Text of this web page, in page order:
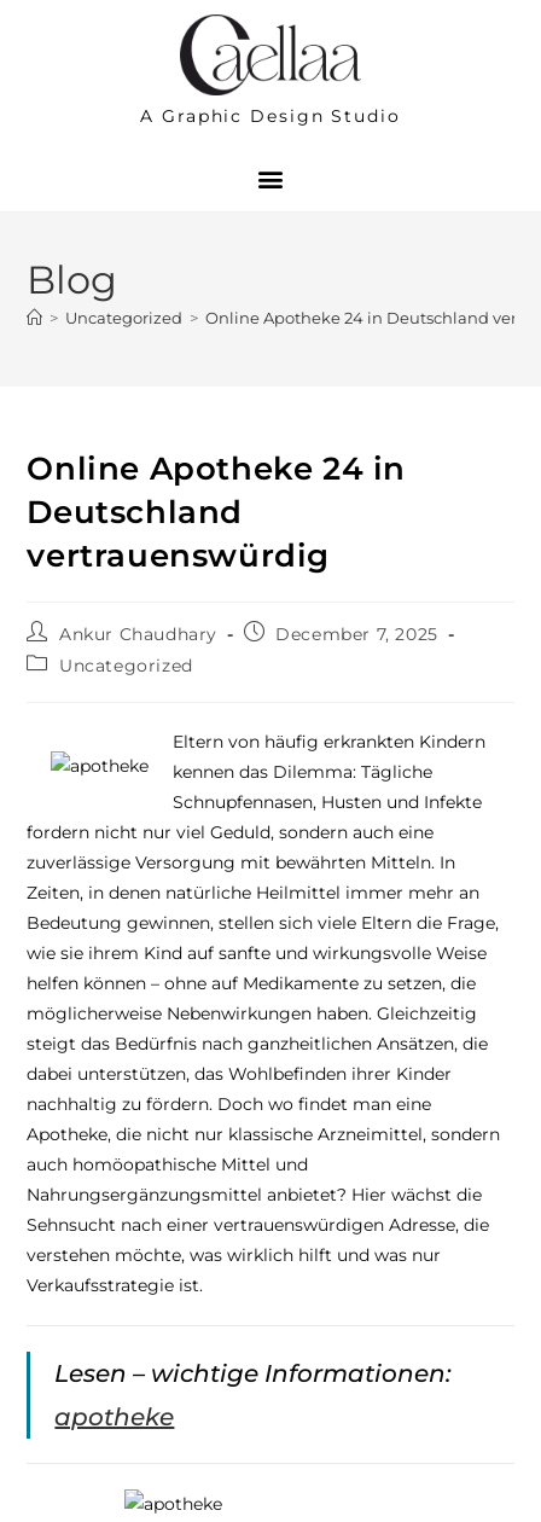
A Graphic Design Studio
Blog
> Uncategorized > Online Apotheke 24 in Deutschland
Online Apotheke 24 in
Deutschland
vertrauenswürdig
Ankur Chaudhary
December 7, 2025
Uncategorized
Eltern von häufig erkrankten Kindern
kennen das Dilemma: Tägliche
Schnupfennasen, Husten und Infekte
fordern nicht nur viel Geduld, sondern auch eine
zuverlässige Versorgung mit bewährten Mitteln. In
Zeiten, in denen natürliche Heilmittel immer mehr an
Bedeutung gewinnen, stellen sich viele Eltern die Frage,
wie sie ihrem Kind auf sanfte und wirkungsvolle Weise
helfen können – ohne auf Medikamente zu setzen, die
möglicherweise Nebenwirkungen haben. Gleichzeitig
steigt das Bedürfnis nach ganzheitlichen Ansätzen, die
dabei unterstützen, das Wohlbefinden ihrer Kinder
nachhaltig zu fördern. Doch wo findet man eine
Apotheke, die nicht nur klassische Arzneimittel, sondern
auch homöopathische Mittel und
Nahrungsergänzungsmittel anbietet? Hier wächst die
Sehnsucht nach einer vertrauenswürdigen Adresse, die
verstehen möchte, was wirklich hilft und was nur
Verkaufsstrategie ist.
Lesen – wichtige Informationen:
apotheke